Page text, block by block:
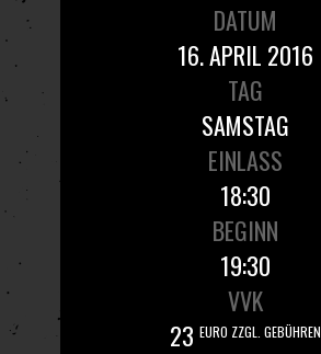
DATUM
16. APRIL 2016
TAG
SAMSTAG
EINLASS
18:30
BEGINN
19:30
VVK
23 EURO ZZGL. GEBÜHREN